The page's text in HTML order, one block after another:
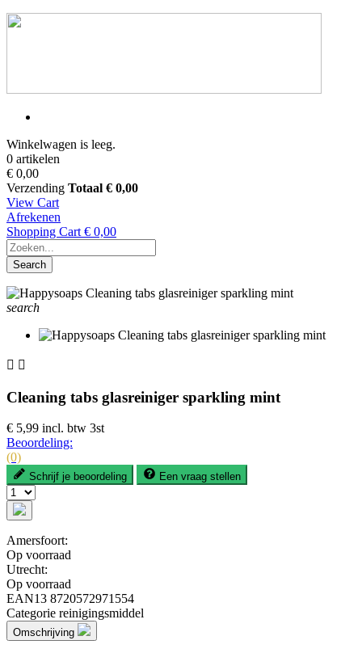
Winkelwagen is leeg.
0 artikelen
€ 0,00
Verzending Totaal € 0,00
View Cart
Afrekenen
Shopping Cart € 0,00
Search
search
 
Cleaning tabs glasreiniger sparkling mint
€ 5,99 incl. btw 3st
Beoordeling:
(0)
Schrijf je beoordeling Een vraag stellen
Amersfoort:
Op voorraad
Utrecht:
Op voorraad
EAN13 8720572971554
Categorie reinigingsmiddel
Omschrijving